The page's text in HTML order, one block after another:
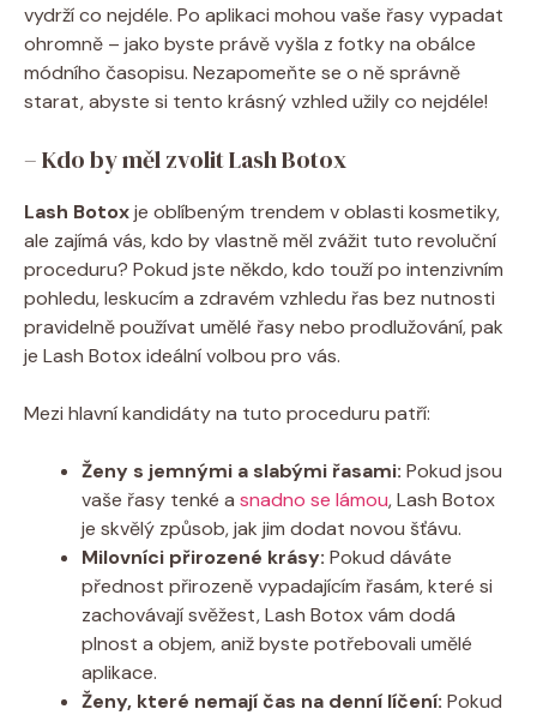
vydrží co nejdéle. Po aplikaci mohou vaše řasy vypadat
ohromně – jako byste právě vyšla z fotky na obálce
módního časopisu. Nezapomeňte se o ně správně
starat, abyste si tento krásný vzhled užily co nejdéle!
– Kdo by měl zvolit Lash Botox
Lash Botoxje oblíbeným trendem v oblasti kosmetiky,
ale zajímá vás, kdo by vlastně měl zvážit tuto revoluční
proceduru? Pokud jste někdo, kdo touží po intenzivním
pohledu, leskucím a zdravém vzhledu řas bez nutnosti
pravidelně používat umělé řasy nebo prodlužování, pak
je Lash Botox ideální volbou pro vás.
Mezi hlavní kandidáty na tuto proceduru patří:
Ženy s jemnými a slabými řasami: Pokud jsou
vaše řasy tenké a snadno se lámou, Lash Botox
je skvělý způsob, jak jim dodat novou šťávu.
Milovníci přirozené krásy: Pokud dáváte
přednost přirozeně vypadajícím řasám, které si
zachovávají svěžest, Lash Botox vám dodá
plnost a objem, aniž byste potřebovali umělé
aplikace.
Ženy, které nemají čas na denní líčení: Pokud